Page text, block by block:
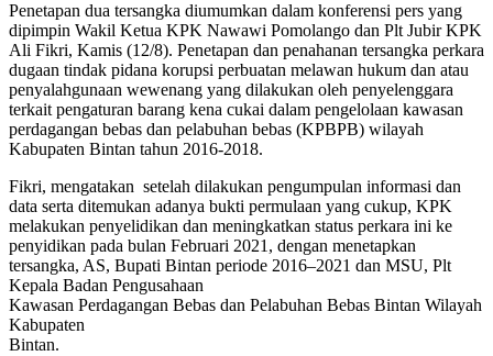
Penetapan dua tersangka diumumkan dalam konferensi pers yang
dipimpin Wakil Ketua KPK Nawawi Pomolango dan Plt Jubir KPK
Ali Fikri, Kamis (12/8). Penetapan dan penahanan tersangka perkara
dugaan tindak pidana korupsi perbuatan melawan hukum dan atau
penyalahgunaan wewenang yang dilakukan oleh penyelenggara
terkait pengaturan barang kena cukai dalam pengelolaan kawasan
perdagangan bebas dan pelabuhan bebas (KPBPB) wilayah
Kabupaten Bintan tahun 2016-2018.
Fikri, mengatakan setelah dilakukan pengumpulan informasi dan
data serta ditemukan adanya bukti permulaan yang cukup, KPK
melakukan penyelidikan dan meningkatkan status perkara ini ke
penyidikan pada bulan Februari 2021, dengan menetapkan
tersangka, AS, Bupati Bintan periode 2016–2021 dan MSU, Plt
Kepala Badan Pengusahaan
Kawasan Perdagangan Bebas dan Pelabuhan Bebas Bintan Wilayah
Kabupaten
Bintan.